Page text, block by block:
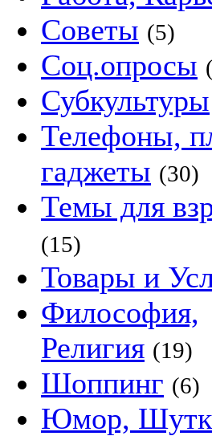
Советы (5)
Соц.опросы
Субкультуры
Телефоны,
гаджеты (30)
Темы для
(15)
Товары и
Философия,
Религия (19)
Шоппинг (6)
Юмор,